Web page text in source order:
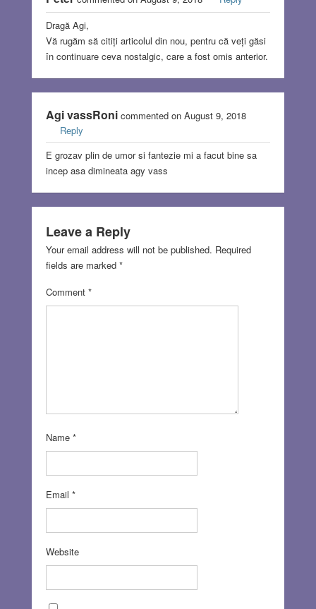
Dragă Agi,
Vă rugăm să citiți articolul din nou, pentru că veți găsi
în continuare ceva nostalgic, care a fost omis anterior.
Agi vassRonicommented on August 9, 2018
Reply
E grozav plin de umor si fantezie mi a facut bine sa
incep asa dimineata agy vass
Leave a Reply
Your email address will not be published. Required
fields are marked *
Comment *
Name *
Email *
Website